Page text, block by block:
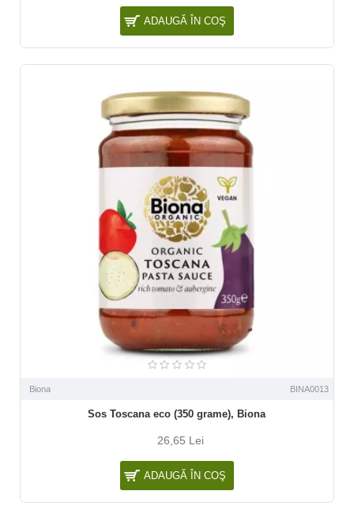
ADAUGĂ ÎN COŞ
Biona BINA0013
Sos Toscana eco (350 grame), Biona
26,65 Lei
ADAUGĂ ÎN COŞ